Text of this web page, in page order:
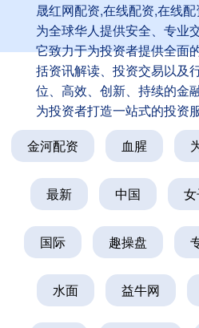
晟红网配资,在线配资,在线
为全球华人提供安全、专业
它致力于为投资者提供全面
括资讯解读、投资交易以及
位、高效、创新、持续的金
为投资者打造一站式的投资
金河配资 血腥
最新 中国
国际 趣操盘
水面 益牛网